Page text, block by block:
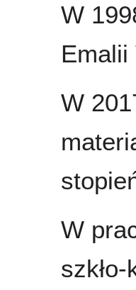
W
Emalii
W
W